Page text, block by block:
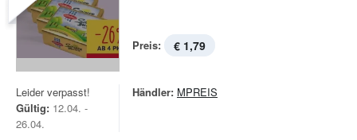
Preis: € 1,79
Leider verpasst!
Gültig: 12.04. -
26.04.
Händler: MPREIS